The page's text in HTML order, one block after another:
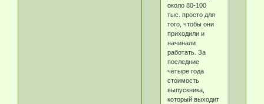
около 80-100
тыс. просто для
того, чтобы они
приходили и
начинали
работать. За
последние
четыре года
стоимость
выпускника,
который выходит